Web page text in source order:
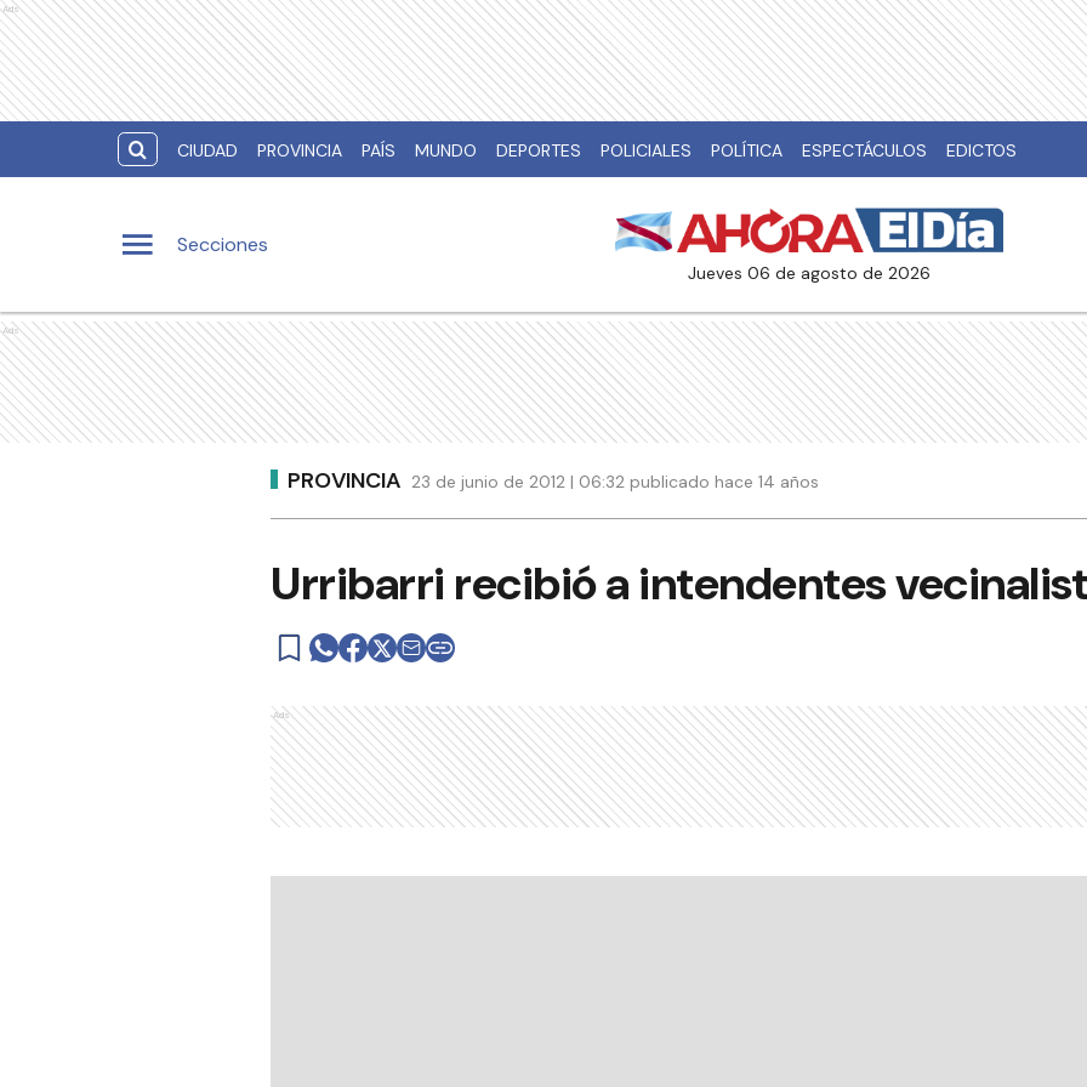
Ads
CIUDAD PROVINCIA PAÍS MUNDO DEPORTES POLICIALES POLÍTICA ESPECTÁCULOS EDICTOS
Secciones
jueves 06 de agosto de 2026
Ads
PROVINCIA 23 de junio de 2012 | 06:32 publicado hace 14 años
Urribarri recibió a intendentes
Ads